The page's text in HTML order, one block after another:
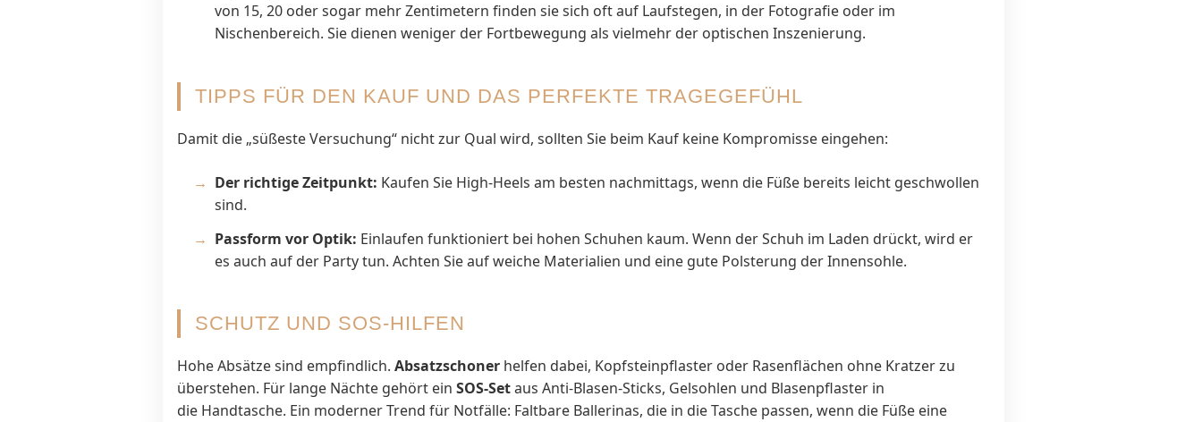
von 15, 20 oder sogar mehr Zentimetern finden sie sich oft auf Laufstegen, in der Fotografie oder im
Nischenbereich. Sie dienen weniger der Fortbewegung als vielmehr der optischen Inszenierung.
TIPPS FÜR DEN KAUF UND DAS PERFEKTE TRAGEGEFÜHL
Damit die „süßeste Versuchung“ nicht zur Qual wird, sollten Sie beim Kauf keine Kompromisse eingehen:
Der richtige Zeitpunkt: Kaufen Sie High-Heels am besten nachmittags, wenn die Füße bereits leicht geschwollen
sind.
Passform vor Optik: Einlaufen funktioniert bei hohen Schuhen kaum. Wenn der Schuh im Laden drückt, wird er
es auch auf der Party tun. Achten Sie auf weiche Materialien und eine gute Polsterung der Innensohle.
SCHUTZ UND SOS-HILFEN
Hohe Absätze sind empfindlich. Absatzschoner helfen dabei, Kopfsteinpflaster oder Rasenflächen ohne Kratzer zu
überstehen. Für lange Nächte gehört ein SOS-Setaus Anti-Blasen-Sticks, Gelsohlen und Blasenpflaster in
die Handtasche. Ein moderner Trend für Notfälle: Faltbare Ballerinas, die in die Tasche passen, wenn die Füße eine